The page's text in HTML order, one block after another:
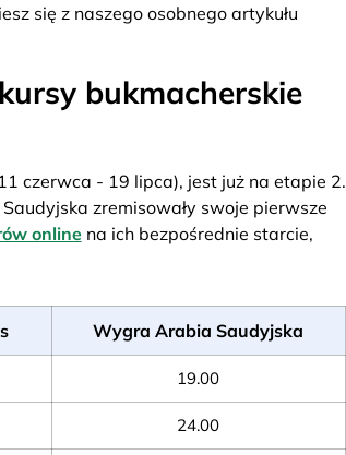
się z naszego osobnego artykułu
bukmacherskie
czerwca - 19 lipca), jest już na etapie 2.
zremisowały swoje pierwsze
onlinena ich bezpośrednie starcie,
Wygra Arabia Saudyjska
19.00
24.00